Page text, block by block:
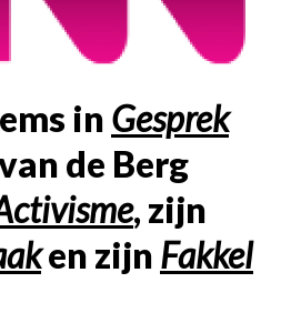
in Gesprek
de Berg
, zijn
en zijn Fakkel